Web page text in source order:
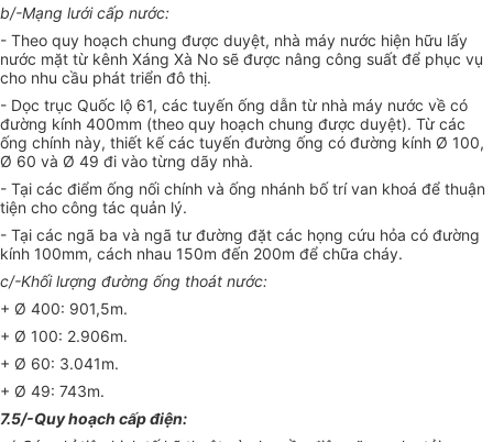
b/-Mạng lưới cấp nước:
- Theo quy hoạch chung được duyệt, nhà máy nước hiện hữu lấy
nước mặt từ kênh Xáng Xà No sẽ được nâng công suất để phục vụ
cho nhu cầu phát triển đô thị.
- Dọc trục Quốc lộ 61, các tuyến ống dẫn từ nhà máy nước về có
đường kính 400mm (theo quy hoạch chung được duyệt). Từ các
ống chính này, thiết kế các tuyến đường ống có đường kính Ø 100,
Ø 60 và Ø 49 đi vào từng dãy nhà.
- Tại các điểm ống nối chính và ống nhánh bố trí van khoá để thuận
tiện cho công tác quản lý.
- Tại các ngã ba và ngã tư đường đặt các họng cứu hỏa có đường
kính 100mm, cách nhau 150m đến 200m để chữa cháy.
c/-Khối lượng đường ống thoát nước:
+ Ø 400: 901,5m.
+ Ø 100: 2.906m.
+ Ø 60: 3.041m.
+ Ø 49: 743m.
7.5/-Quy hoạch cấp điện: